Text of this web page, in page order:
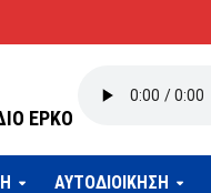
ΕΡΚΟ
ΑΥΤΟΔΙΟΙΚΗΣΗ